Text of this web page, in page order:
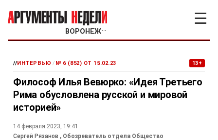
ВОРОНЕЖ﹀
☰
//ИНТЕРВЬЮ / № 6 (852) ОТ 15.02.23 13+
Философ Илья Вевюрко: «Идея Третьего
Рима обусловлена русской и мировой
историей»
14 февраля 2023, 19:41
Сергей Рязанов , Обозреватель отдела Общество